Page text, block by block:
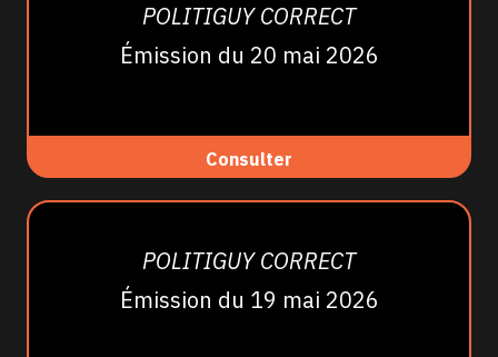
POLITIGUY CORRECT
Émission du 20 mai 2026
Consulter
POLITIGUY CORRECT
Émission du 19 mai 2026